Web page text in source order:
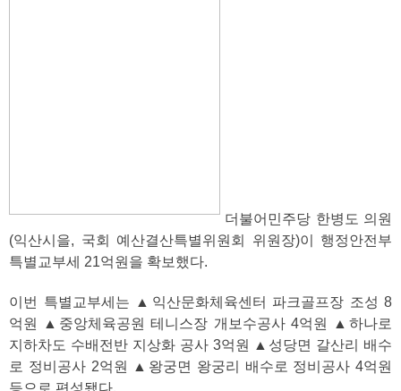
더불어민주당 한병도 의원
(익산시을, 국회 예산결산특별위원회 위원장)이 행정안전부
특별교부세 21억원을 확보했다.
이번 특별교부세는 ▲익산문화체육센터 파크골프장 조성 8
억원 ▲중앙체육공원 테니스장 개보수공사 4억원 ▲하나로
지하차도 수배전반 지상화 공사 3억원 ▲성당면 갈산리 배수
로 정비공사 2억원 ▲왕궁면 왕궁리 배수로 정비공사 4억원
등으로 편성됐다.